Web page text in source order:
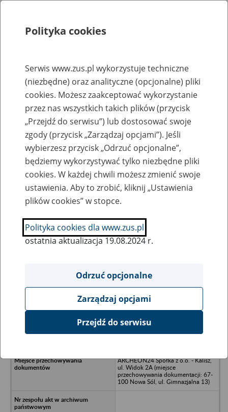
Rejestry, ewidencje i archiwa
Baza zlikwidowanych lub
przekształconych zakładów pracy
Nazwa zakładu pracy:
SZUKAJ
Ukryj wszystkie pozycje bazy
VARITA Spółka z o.o. w upadłości -
ARCHEON24 Spółka z o.o. - Kalisz,
ul. Widok 2A (miejsce
przechowywania dokumentacji: 67-
100 Nowa Sól, ul. Gimnazjalna 13)
Polityka cookies
Serwis www.zus.pl wykorzystuje techniczne
(niezbędne) oraz analityczne (opcjonalne) pliki
cookies. Możesz zaakceptować wykorzystanie
przez nas wszystkich takich plików (przycisk
„Przejdź do serwisu”) lub dostosować swoje
zgody (przycisk „Zarządzaj opcjami”). Jeśli
wybierzesz przycisk „Odrzuć opcjonalne”,
będziemy wykorzystywać tylko niezbędne pliki
cookies. W każdej chwili możesz zmienić swoje
ustawienia. Aby to zrobić, kliknij „Ustawienia
plików cookies” w stopce.
Polityka cookies dla www.zus.pl
ostatnia aktualizacja 19.08.2024 r.
Odrzuć opcjonalne
Zarządzaj opcjami
Przejdź do serwisu